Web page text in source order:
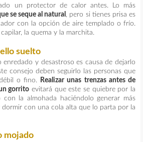
un protector de calor antes. Lo más
se seque al natural
, pero si tienes prisa es
con la opción de aire templado o frío.
la quema y la marchita.
suelto
enredado y desastroso es causa de dejarlo
consejo deben seguirlo las personas que
o fino.
Realizar unas trenzas antes de
gorrito evitará que este se quiebre por la
la almohada haciéndolo generar más
dormir con una cola alta que lo parta por la
mojado